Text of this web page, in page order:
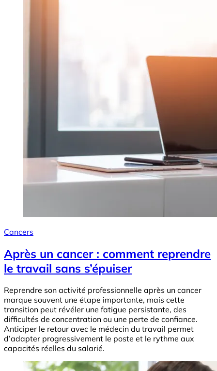
Cancers
Après un cancer : comment reprendre
le travail sans s’épuiser
Reprendre son activité professionnelle après un cancer
marque souvent une étape importante, mais cette
transition peut révéler une fatigue persistante, des
difficultés de concentration ou une perte de confiance.
Anticiper le retour avec le médecin du travail permet
d’adapter progressivement le poste et le rythme aux
capacités réelles du salarié.
Image